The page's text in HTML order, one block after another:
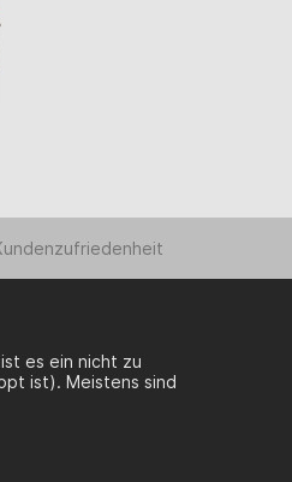
es ein nicht zu
ist). Meistens sind